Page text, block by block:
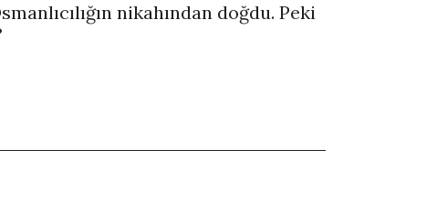
nikahından doğdu. Peki